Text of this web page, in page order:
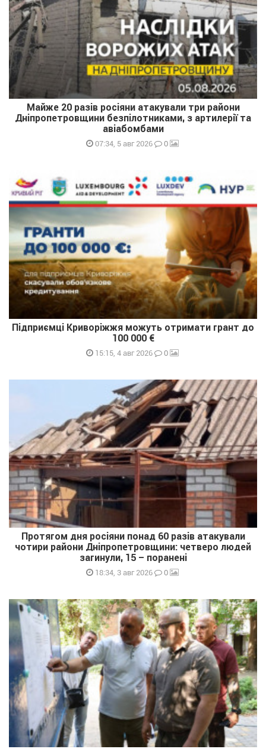
Майже 20 разів росіяни атакували три райони
Дніпропетровщини безпілотниками, з артилерії та
авіабомбами
07:34, 5 авг 2026 0
Підприємці Криворіжжя можуть отримати грант до
100 000 €
15:15, 4 авг 2026 0
Протягом дня росіяни понад 60 разів атакували
чотири райони Дніпропетровщини: четверо людей
загинули, 15 – поранені
18:34, 3 авг 2026 0